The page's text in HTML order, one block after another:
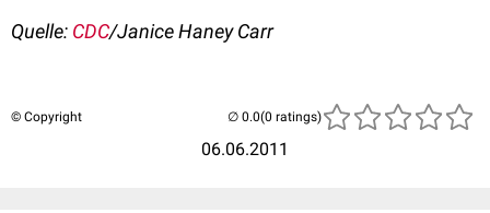
Quelle: CDC/Janice Haney Carr
© Copyright
06.06.2011
(0 ratings)